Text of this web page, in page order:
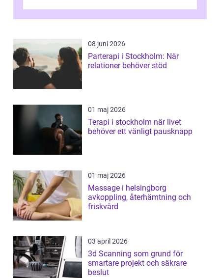
ljusbaserad stimula...
08 juni 2026
Parterapi i Stockholm: När
relationer behöver stöd
01 maj 2026
Terapi i stockholm när livet
behöver ett vänligt pausknapp
01 maj 2026
Massage i helsingborg
avkoppling, återhämtning och
friskvård
03 april 2026
3d Scanning som grund för
smartare projekt och säkrare
beslut